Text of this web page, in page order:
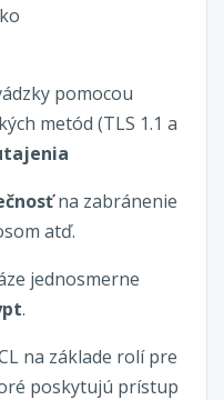
pomocou
metód (TLS 1.1 a
na zabránenie
atď.
jednosmerne
.
na základe rolí pre
poskytujú prístup